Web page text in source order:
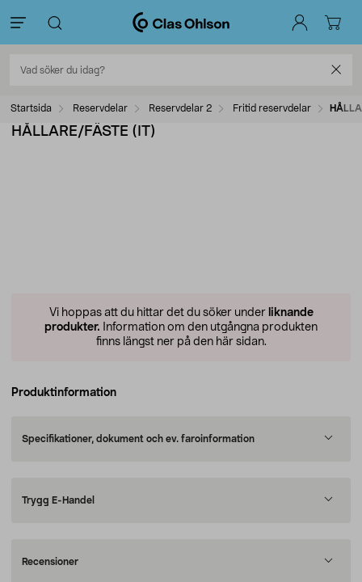
Startsida Reservdelar Reservdelar 2 Fritid reservdelar
HÅLLARE/FÄSTE (IT)
Vi hoppas att du hittar det du söker under liknande
produkter. Information om den utgångna produkten
finns längst ner på den här sidan.
Produktinformation
Specifikationer, dokument och ev. faroinformation
Trygg E-Handel
Recensioner